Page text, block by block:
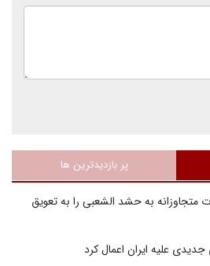
پر بازدیدترین ها
متجاوزانه به حشد الشعبی را به تعویق
علیه ایران اعمال کرد